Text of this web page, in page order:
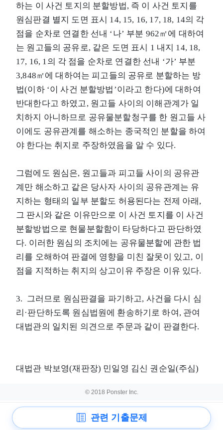
하는 이 사건 토지의 분할방법, 즉 이 사건 토지를
원심판결 별지 도면 표시 14, 15, 16, 17, 18, 14의 각
점을 순차로 연결한 선내 ‘나’ 부분 962㎡에 대하여
는 원고들의 공유로, 같은 도면 표시 1 내지 14, 18,
17, 16, 1의 각 점을 순차로 연결한 선내 ‘가’ 부분
3,848㎡에 대하여는 피고들의 공유로 분할하는 방
법(이하 ‘이 사건 분할방법’이라고 한다)에 대하여
반대한다고 하였고, 원고들 사이의 이해관계가 일
치하지 아니하므로 공유물분할청구를 한 원고들 사
이에도 공유관계를 해소하는 종국적인 분할을 하여
야 한다는 취지로 주장하였음을 알 수 있다.
그럼에도 원심은, 원고들과 피고들 사이의 공유관
계만 해소하고 같은 당사자 사이의 공유관계는 유
지하는 형태의 일부 분할도 허용된다는 전제 아래,
그 판시와 같은 이유만으로 이 사건 토지를 이 사건
분할방법으로 현물분할함이 타당하다고 판단하였
다. 이러한 원심의 조치에는 공유물분할에 관한 법
리를 오해하여 판결에 영향을 미친 잘못이 있고, 이
점을 지적하는 취지의 상고이유 주장은 이유 있다.
3. 그러므로 원심판결을 파기하고, 사건을 다시 심
리·판단하도록 원심법원에 환송하기로 하여, 관여
대법관의 일치된 의견으로 주문과 같이 판결한다.
대법관 박보영(재판장) 민일영 김신 권순일(주심)
© 2018 Ponster Inc.
관련 기출문제